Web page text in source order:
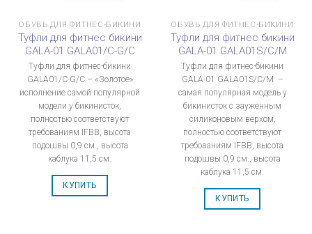
ОБУВЬ ДЛЯ ФИТНЕС-БИКИНИ
Туфли для фитнес бикини
GALA-01 GALA01/C-G/C
Туфли для фитнес-бикини
GALA01/C-G/C – «Золотое»
исполнение самой популярной
модели у бикинисток,
полностью соответствуют
требованиям IFBB, высота
подошвы 0,9 см., высота
каблука 11,5 см.
КУПИТЬ
ОБУВЬ ДЛЯ ФИТНЕС-БИКИНИ
Туфли для фитнес бикини
GALA-01 GALA01S/C/M
Туфли для фитнес-бикини
GALA-01 GALA01S/C/M –
самая популярная модель у
бикинисток с зауженным
силиконовым верхом,
полностью соответствуют
требованиям IFBB, высота
подошвы 0,9 см., высота
каблука 11,5 см.
КУПИТЬ